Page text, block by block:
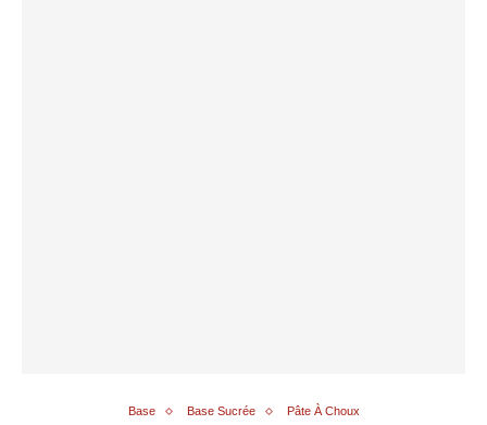
Base Base Sucrée Pâte À Choux